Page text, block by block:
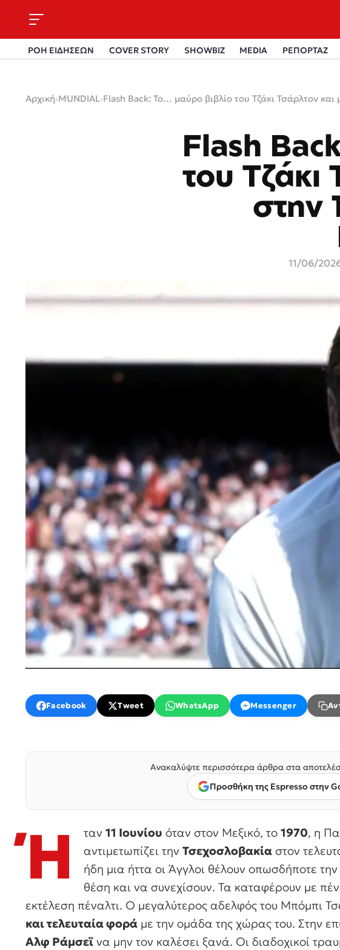
ΡΟΗ ΕΙΔΗΣΕΩΝ COVER STORY SHOWBIZ MEDIA ΡΕΠΟΡΤΑΖ
Αρχική›MUNDIAL›Flash Back: Το… μαύρο βιβλίο του Τζάκι Τσάρλτον και
Flash
του Τζάκι
στην
11/06/
Facebook Tweet WhatsApp Messenger
Ανακαλύψτε περισσότερα άρθρα στα
Προσθήκη της Espresso στην
Ή ταν 11 Ιουνίου όταν στον Μεξικό, το 1970, η
αντιμετωπίζει την Τσεχοσλοβακία στον
ήδη μια ήττα οι Άγγλοι θέλουν οπωσδήποτε
θέση και να συνεχίσουν. Τα καταφέρουν με
εκτέλεση πέναλτι. Ο μεγαλύτερος αδελφός του Μπόμπι
και τελευταία φορά με την ομάδα της χώρας του. Στην
Αλφ Ράμσεϊ να μην τον καλέσει ξανά. Οι διαδοχικοί